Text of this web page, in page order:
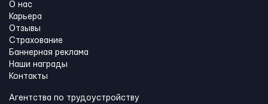
О нас
Карьера
Отзывы
Страхование
Баннерная реклама
Наши награды
Контакты
Агентства по трудоустройству